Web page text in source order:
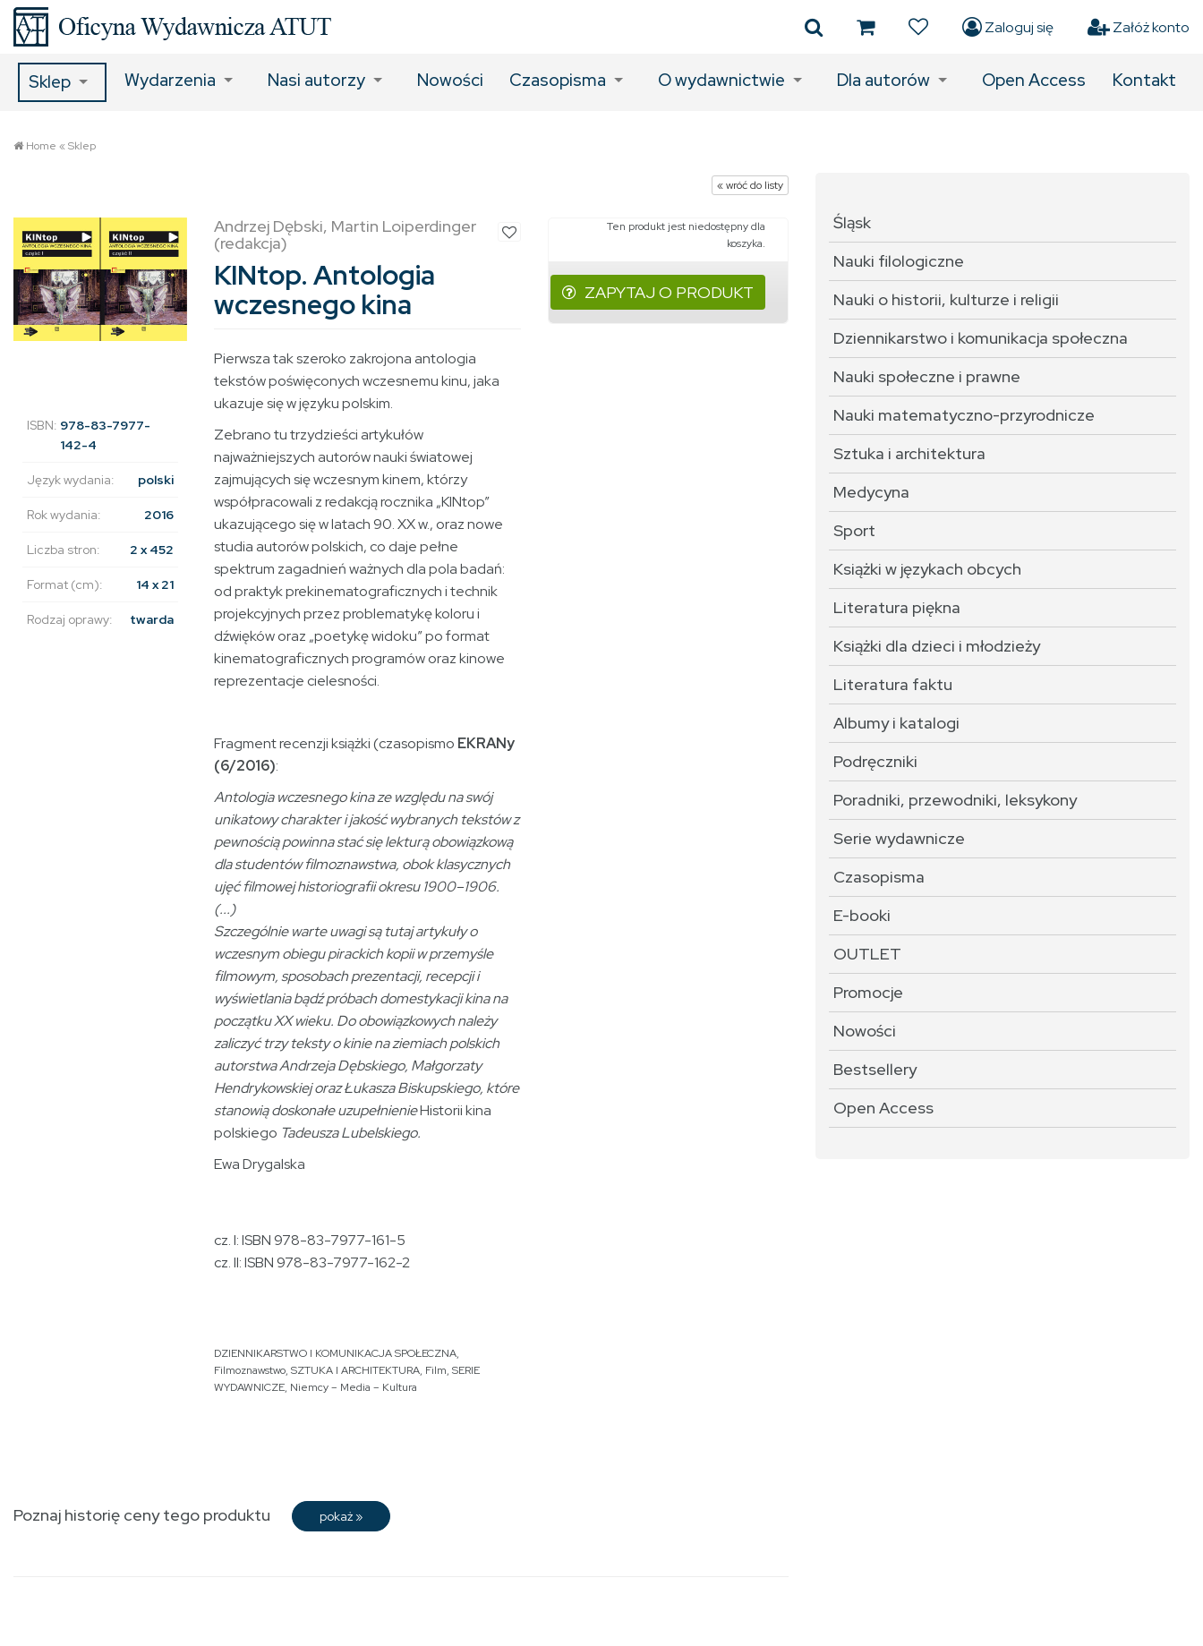
Zaloguj się Załóż konto
Sklep Wydarzenia Nasi autorzy Nowości Czasopisma O wydawnictwie Dla autorów Open Access Kontakt
Home «Sklep
« wróć do listy
ISBN: 978-83-7977-
142-4
Język wydania: polski
Rok wydania: 2016
Liczba stron: 2 x 452
Format (cm): 14 x 21
Rodzaj oprawy: twarda
Andrzej Dębski, Martin Loiperdinger
(redakcja)
KINtop. Antologia
wczesnego kina
Pierwsza tak szeroko zakrojona antologia
tekstów poświęconych wczesnemu kinu, jaka
ukazuje się w języku polskim.
Zebrano tu trzydzieści artykułów
najważniejszych autorów nauki światowej
zajmujących się wczesnym kinem, którzy
współpracowali z redakcją rocznika „KINtop”
ukazującego się w latach 90. XX w., oraz nowe
studia autorów polskich, co daje pełne
spektrum zagadnień ważnych dla pola badań:
od praktyk prekinematograficznych i technik
projekcyjnych przez problematykę koloru i
dźwięków oraz „poetykę widoku” po format
kinematograficznych programów oraz kinowe
reprezentacje cielesności.
Fragment recenzji książki (czasopismo EKRANy
(6/2016):
Antologia wczesnego kina ze względu na swój
unikatowy charakter i jakość wybranych tekstów z
pewnością powinna stać się lekturą obowiązkową
dla studentów filmoznawstwa, obok klasycznych
ujęć filmowej historiografii okresu 1900–1906.
(...)
Szczególnie warte uwagi są tutaj artykuły o
wczesnym obiegu pirackich kopii w przemyśle
filmowym, sposobach prezentacji, recepcji i
wyświetlania bądź próbach domestykacji kina na
początku XX wieku. Do obowiązkowych należy
zaliczyć trzy teksty o kinie na ziemiach polskich
autorstwa Andrzeja Dębskiego, Małgorzaty
Hendrykowskiej oraz Łukasza Biskupskiego, które
stanowią doskonałe uzupełnienieHistorii kina
polskiego Tadeusza Lubelskiego.
Ewa Drygalska
cz. I: ISBN 978-83-7977-161-5
cz. II: ISBN 978-83-7977-162-2
DZIENNIKARSTWO I KOMUNIKACJA SPOŁECZNA,
Filmoznawstwo, SZTUKA I ARCHITEKTURA, Film, SERIE
WYDAWNICZE, Niemcy – Media – Kultura
Ten produkt jest niedostępny dla
koszyka.
ZAPYTAJ O PRODUKT
Poznaj historię ceny tego produktu pokaż »
Śląsk
Nauki filologiczne
Nauki o historii, kulturze i religii
Dziennikarstwo i komunikacja społeczna
Nauki społeczne i prawne
Nauki matematyczno-przyrodnicze
Sztuka i architektura
Medycyna
Sport
Książki w językach obcych
Literatura piękna
Książki dla dzieci i młodzieży
Literatura faktu
Albumy i katalogi
Podręczniki
Poradniki, przewodniki, leksykony
Serie wydawnicze
Czasopisma
E-booki
OUTLET
Promocje
Nowości
Bestsellery
Open Access